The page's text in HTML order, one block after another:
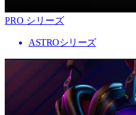
PRO シリーズ
ASTROシリーズ